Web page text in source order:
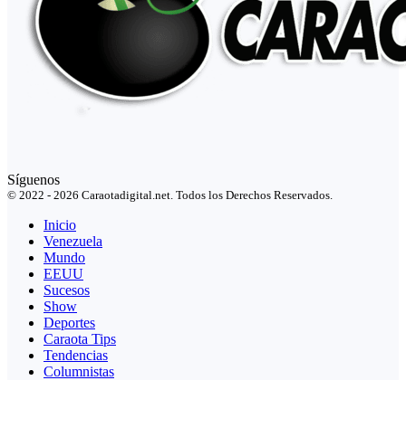
Síguenos
© 2022 - 2026 Caraotadigital.net. Todos los Derechos Reservados.
Inicio
Venezuela
Mundo
EEUU
Sucesos
Show
Deportes
Caraota Tips
Tendencias
Columnistas